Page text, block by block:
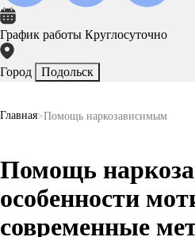
График работы Круглосуточно
Город Подольск
Главная Помощь наркозависимым
Помощь
особенности
современные